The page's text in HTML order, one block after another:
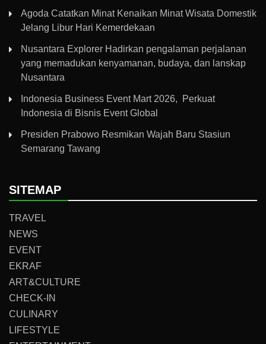
Agoda Catatkan Minat Kenaikan Minat Wisata Domestik
Jelang Libur Hari Kemerdekaan
Nusantara Explorer Hadirkan pengalaman perjalanan
yang memadukan kenyamanan, budaya, dan lanskap
Nusantara
Indonesia Business Event Mart 2026, Perkuat
Indonesia di Bisnis Event Global
Presiden Prabowo Resmikan Wajah Baru Stasiun
Semarang Tawang
SITEMAP
TRAVEL
NEWS
EVENT
EKRAF
ART&CULTURE
CHECK-IN
CULINARY
LIFESTYLE